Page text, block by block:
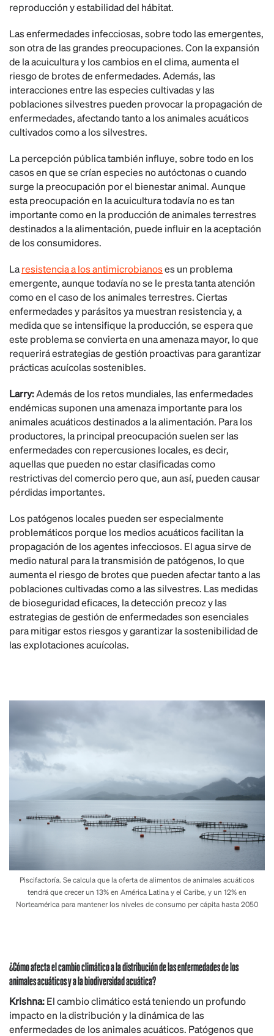
reproducción y estabilidad del hábitat.
Las enfermedades infecciosas, sobre todo las emergentes,
son otra de las grandes preocupaciones. Con la expansión
de la acuicultura y los cambios en el clima, aumenta el
riesgo de brotes de enfermedades. Además, las
interacciones entre las especies cultivadas y las
poblaciones silvestres pueden provocar la propagación de
enfermedades, afectando tanto a los animales acuáticos
cultivados como a los silvestres.
La percepción pública también influye, sobre todo en los
casos en que se crían especies no autóctonas o cuando
surge la preocupación por el bienestar animal. Aunque
esta preocupación en la acuicultura todavía no es tan
importante como en la producción de animales terrestres
destinados a la alimentación, puede influir en la aceptación
de los consumidores.
Laresistencia a los antimicrobianoses un problema
emergente, aunque todavía no se le presta tanta atención
como en el caso de los animales terrestres. Ciertas
enfermedades y parásitos ya muestran resistencia y, a
medida que se intensifique la producción, se espera que
este problema se convierta en una amenaza mayor, lo que
requerirá estrategias de gestión proactivas para garantizar
prácticas acuícolas sostenibles.
Larry:Además de los retos mundiales, las enfermedades
endémicas suponen una amenaza importante para los
animales acuáticos destinados a la alimentación. Para los
productores, la principal preocupación suelen ser las
enfermedades con repercusiones locales, es decir,
aquellas que pueden no estar clasificadas como
restrictivas del comercio pero que, aun así, pueden causar
pérdidas importantes.
Los patógenos locales pueden ser especialmente
problemáticos porque los medios acuáticos facilitan la
propagación de los agentes infecciosos. El agua sirve de
medio natural para la transmisión de patógenos, lo que
aumenta el riesgo de brotes que pueden afectar tanto a las
poblaciones cultivadas como a las silvestres. Las medidas
de bioseguridad eficaces, la detección precoz y las
estrategias de gestión de enfermedades son esenciales
para mitigar estos riesgos y garantizar la sostenibilidad de
las explotaciones acuícolas.
Piscifactoría. Se calcula que la oferta de alimentos de animales acuáticos
tendrá que crecer un 13% en América Latina y el Caribe, y un 12% en
Norteamérica para mantener los niveles de consumo per cápita hasta 2050
¿Cómo afecta el cambio climático a la distribución de las enfermedades de los
animales acuáticos y a la biodiversidad acuática?
Krishna:El cambio climático está teniendo un profundo
impacto en la distribución y la dinámica de las
enfermedades de los animales acuáticos. Patógenos que